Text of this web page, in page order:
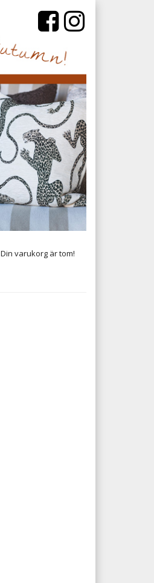
Din varukorg är tom!